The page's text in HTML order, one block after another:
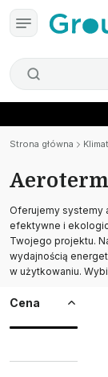
Strona główna
Oferujemy systemy
efektywne i
Twojego projektu.
wydajnością
w użytkowaniu.
Cena